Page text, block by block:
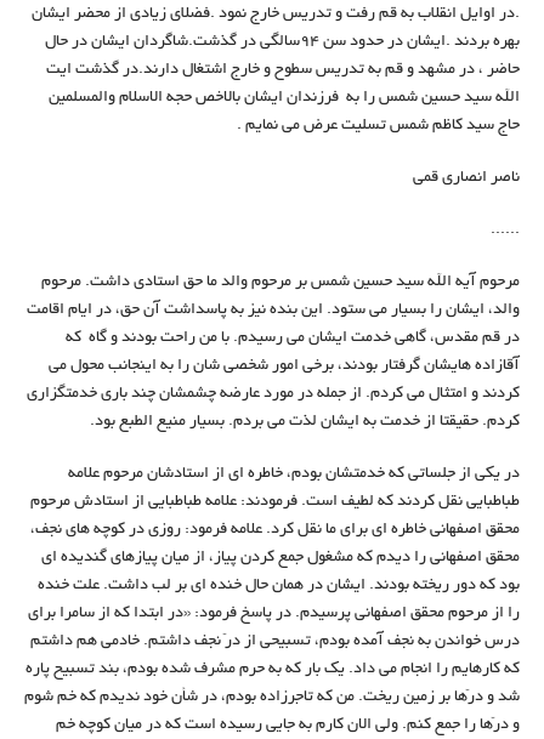
.در اوایل انقلاب به قم رفت و تدریس خارج نمود .فضلای زیادی از محضر ایشان
بهره بردند .ایشان در حدود سن ۹۴سالگی در گذشت.شاگردان ایشان در حال
حاضر ، در مشهد و قم به تدریس سطوح و خارج اشتغال دارند‌.در گذشت ایت
الله سید حسین شمس را به فرزندان ایشان بالاخص حجه الاسلام والمسلمین
حاج سید کاظم شمس تسلیت عرض می نمایم .
ناصر انصاری قمی
......
مرحوم آیه الله سید حسین شمس بر مرحوم والد ما حق استادی داشت. مرحوم
والد، ایشان را بسیار می ستود. این بنده نیز به پاسداشت آن حق، در ایام اقامت
در قم مقدس، گاهی خدمت ایشان می رسیدم. با من راحت بودند و گاه که
آقازاده هایشان گرفتار بودند، برخی امور شخصی شان را به اینجانب محول می
کردند و امتثال می کردم. از جمله در مورد عارضه چشمشان چند باری خدمتگزاری
کردم. حقیقتا از خدمت به ایشان لذت می بردم. بسیار منیع الطبع بود.
در یکی از جلساتی که خدمتشان بودم، خاطره ای از استادشان مرحوم علامه
طباطبایی نقل کردند که لطیف است. فرمودند: علامه طباطبایی از استادش مرحوم
محقق اصفهانی خاطره ای برای ما نقل کرد. علامه فرمود: روزی در کوچه های نجف،
محقق اصفهانی را دیدم که مشغول جمع کردن پیاز، از میان پیازهای گندیده ای
بود که دور ریخته بودند. ایشان در همان حال خنده ای بر لب داشت. علت خنده
را از مرحوم محقق اصفهانی پرسیدم. در پاسخ فرمود: «در ابتدا که از سامرا برای
درس خواندن به نجف آمده بودم، تسبیحی از درّ نجف داشتم. خادمی هم داشتم
که کارهایم را انجام می داد. یک بار که به حرم مشرف شده بودم، بند تسبیح پاره
شد و درّها بر زمین ریخت. من که تاجرزاده بودم، در شأن خود ندیدم که خم شوم
و درّها را جمع کنم. ولی الان کارم به جایی رسیده است که در میان کوچه خم